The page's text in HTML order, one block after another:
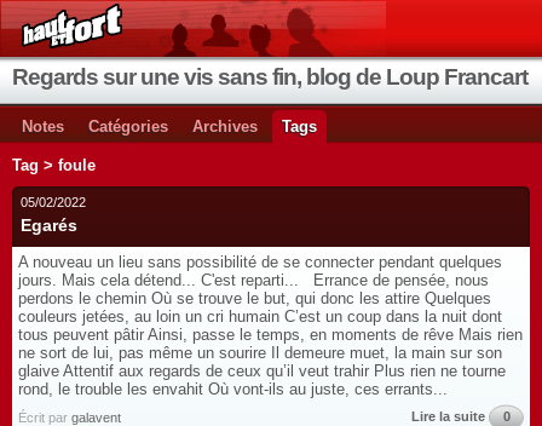
Regards sur une vis sans fin, blog de Loup Francart
Notes Catégories Archives Tags
Tag > foule
05/02/2022
Egarés
A nouveau un lieu sans possibilité de se connecter pendant quelques
jours. Mais cela détend... C'est reparti... Errance de pensée, nous
perdons le chemin Où se trouve le but, qui donc les attire Quelques
couleurs jetées, au loin un cri humain C’est un coup dans la nuit dont
tous peuvent pâtir Ainsi, passe le temps, en moments de rêve Mais rien
ne sort de lui, pas même un sourire Il demeure muet, la main sur son
glaive Attentif aux regards de ceux qu’il veut trahir Plus rien ne tourne
rond, le trouble les envahit Où vont-ils au juste, ces errants...
Écrit par galavent Lire la suite 0